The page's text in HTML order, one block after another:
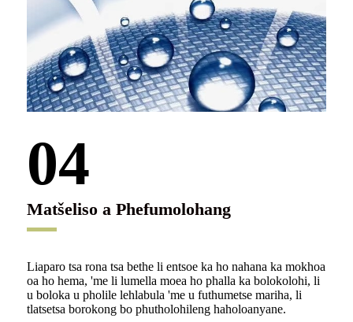
04
Matšeliso a Phefumolohang
Liaparo tsa rona tsa bethe li entsoe ka ho nahana ka mokhoa
oa ho hema, 'me li lumella moea ho phalla ka bolokolohi, li
u boloka u pholile lehlabula 'me u futhumetse mariha, li
tlatsetsa borokong bo phutholohileng haholoanyane.